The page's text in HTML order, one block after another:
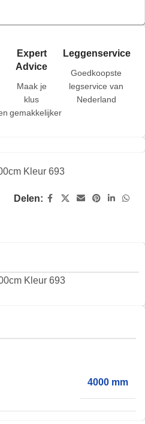
Expert
Advice
Maak je
klus
gemakkelijker
Leggenservice
Goedkoopste
legservice van
Nederland
Kleur 693
Delen:
Kleur 693
4000 mm